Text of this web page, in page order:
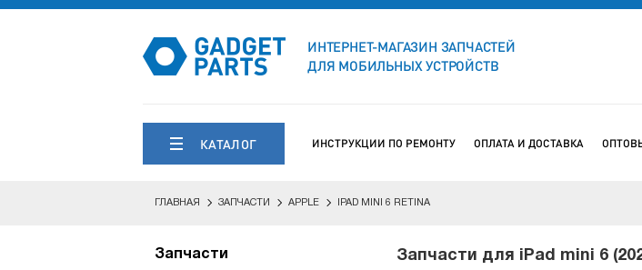
ИНТЕРНЕТ-МАГАЗИН ЗАПЧАСТЕЙ
ДЛЯ МОБИЛЬНЫХ УСТРОЙСТВ
КАТАЛОГ ИНСТРУКЦИИ ПО РЕМОНТУ ОПЛАТА И ДОСТАВКА
ГЛАВНАЯ ЗАПЧАСТИ APPLE IPAD MINI 6 RETINA
Запчасти Запчасти для iPad mini 6